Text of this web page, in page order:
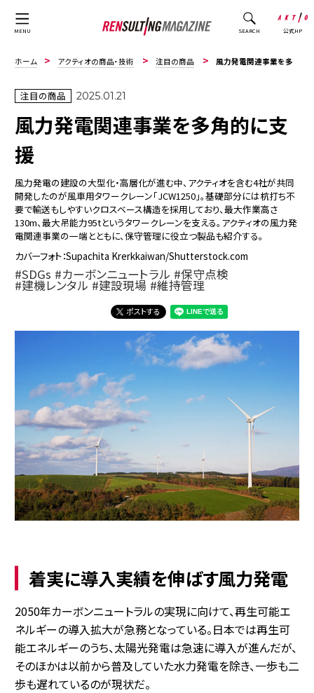
MENU SEARCH 公式HP
ホーム アクティオの商品・技術 注目の商品 風力発電関連事業を多角的に支援
注目の商品 2025.01.21
風力発電関連事業を多角的に支
援
風力発電の建設の大型化・高層化が進む中、アクティオを含む4社が共同
開発したのが風車用タワークレーン「JCW1250」。基礎部分には杭打ち不
要で輸送もしやすいクロスベース構造を採用しており、最大作業高さ
130m、最大吊能力95tというタワークレーンを支える。アクティオの風力発
電関連事業の一端とともに、保守管理に役立つ製品も紹介する。
カバーフォト：Supachita Krerkkaiwan/Shutterstock.com
SDGs カーボンニュートラル 保守点検
建機レンタル 建設現場 維持管理
ポストする
着実に導入実績を伸ばす風力発電
2050年カーボンニュートラルの実現に向けて、再生可能エ
ネルギーの導入拡大が急務となっている。日本では再生可
能エネルギーのうち、太陽光発電は急速に導入が進んだが、
そのほかは以前から普及していた水力発電を除き、一歩も二
歩も遅れているのが現状だ。